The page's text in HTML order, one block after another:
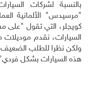
بالنسبة لشركات
"مرسيدس" الألمانية
كويجلر، التي تقول
السيارات، نقدم موديلات
ولكن نظرا للطلب الضعيف
هذه السيارات بشكل